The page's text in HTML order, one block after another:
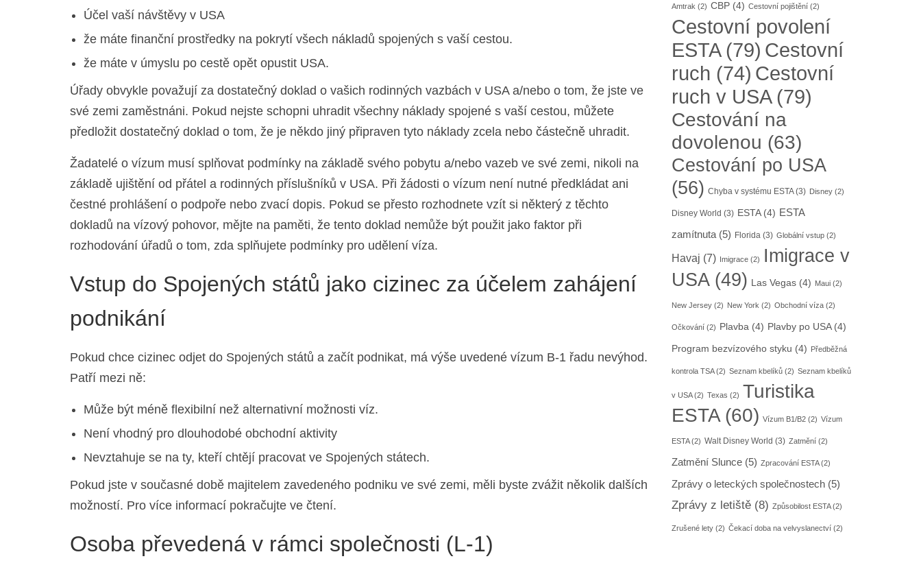
Účel vaší návštěvy v USA
že máte finanční prostředky na pokrytí všech nákladů spojených s vaší cestou.
že máte v úmyslu po cestě opět opustit USA.
Úřady obvykle považují za dostatečný doklad o vašich rodinných vazbách v USA a/nebo o tom, že jste ve
své zemi zaměstnáni. Pokud nejste schopni uhradit všechny náklady spojené s vaší cestou, můžete
předložit dostatečný doklad o tom, že je někdo jiný připraven tyto náklady zcela nebo částečně uhradit.
Žadatelé o vízum musí splňovat podmínky na základě svého pobytu a/nebo vazeb ve své zemi, nikoli na
základě ujištění od přátel a rodinných příslušníků v USA. Při žádosti o vízum není nutné předkládat ani
čestné prohlášení o podpoře nebo zvací dopis. Pokud se přesto rozhodnete vzít si některý z těchto
dokladů na vízový pohovor, mějte na paměti, že tento doklad nemůže být použit jako faktor při
rozhodování úřadů o tom, zda splňujete podmínky pro udělení víza.
Vstup do Spojených států jako cizinec za účelem zahájení
podnikání
Pokud chce cizinec odjet do Spojených států a začít podnikat, má výše uvedené vízum B-1 řadu nevýhod.
Patří mezi ně:
Může být méně flexibilní než alternativní možnosti víz.
Není vhodný pro dlouhodobé obchodní aktivity
Nevztahuje se na ty, kteří chtějí pracovat ve Spojených státech.
Pokud jste v současné době majitelem zavedeného podniku ve své zemi, měli byste zvážit několik dalších
možností. Pro více informací pokračujte ve čtení.
Osoba převedená v rámci společnosti (L-1)
Amtrak (2) CBP(4) Cestovní pojištění (2)
Cestovní povolení
ESTA(79) Cestovní
ruch (74) Cestovní
ruch v USA(79)
Cestování na
dovolenou (63)
Cestování po USA
(56) Chyba v systému ESTA(3) Disney(2)
Disney World (3) ESTA(4) ESTA
zamítnuta(5) Florida(3) Globální vstup(2)
Havaj (7) Imigrace(2)
Imigrace v
USA(49) Las Vegas(4) Maui(2)
New Jersey(2) New York (2) Obchodní víza(2)
Očkování (2) Plavba(4) Plavby po USA(4)
Program bezvízového styku (4) Předběžná
kontrola TSA(2) Seznam kbelíků(2) Seznam kbelíků
v USA(2) Texas (2) Turistika
ESTA(60) Vízum B1/B2(2) Vízum
ESTA(2) Walt Disney World (3) Zatmění (2)
Zatmění Slunce(5) Zpracování ESTA(2)
Zprávy o leteckých společnostech(5)
Zprávy z letiště(8) Způsobilost ESTA(2)
Zrušené lety(2) Čekací doba na velvyslanectví (2)